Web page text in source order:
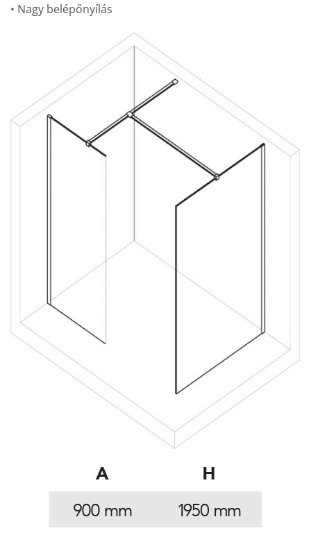
• Nagy belépőnyílás